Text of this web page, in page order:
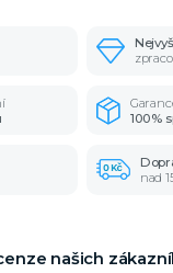
100%
nad
našich